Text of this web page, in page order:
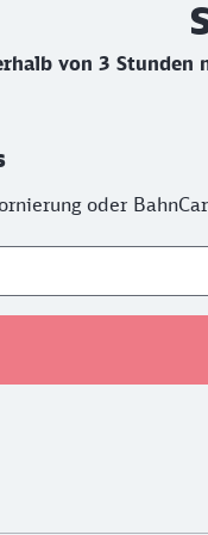
von 3 Stunden
oder